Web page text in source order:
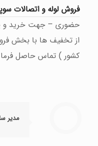
فروش لوله و اتصالات
حضوری – جهت خرید و یا
از تخفیف ها با بخش
کشور ) تماس حاصل
مدیر